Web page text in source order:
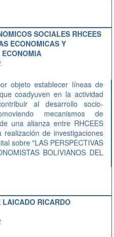
SOCIALES RHCEES
ECONOMICAS Y
objeto establecer líneas de
coadyuven en la actividad
al desarrollo socio-
mecanismos de
una alianza entre RHCEES
de investigaciones
sobre "LAS PERSPECTIVAS
BOLIVIANOS DEL
LAICADO RICARDO